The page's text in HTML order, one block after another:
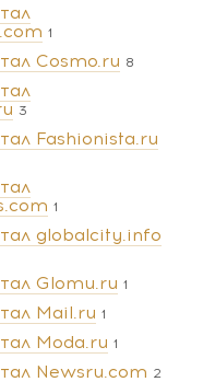
1
Cosmo.ru 8
3
Fashionista.ru
1
globalcity.info
Glomu.ru 1
Mail.ru 1
Moda.ru 1
Newsru.com 2